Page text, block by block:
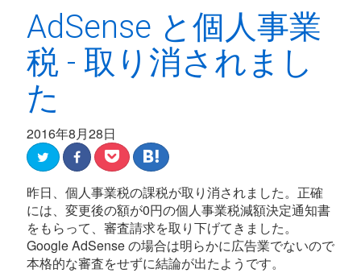
AdSense と個人事業
税 - 取り消されまし
た
2016年8月28日
昨日、個人事業税の課税が取り消されました。正確
には、変更後の額が0円の個人事業税減額決定通知書
をもらって、審査請求を取り下げてきました。
Google AdSense の場合は明らかに広告業でないので
本格的な審査をせずに結論が出たようです。